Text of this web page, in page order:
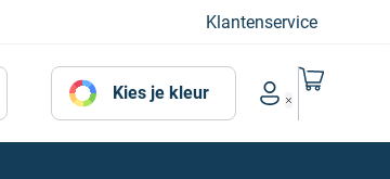
Klantenservice
Kies je kleur
Account menu
Naar mijn